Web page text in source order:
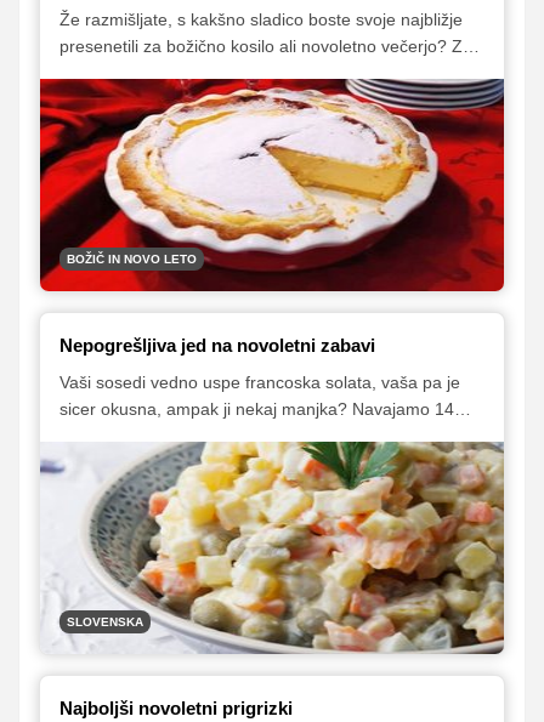
Že razmišljate, s kakšno sladico boste svoje najbližje
presenetili za božično kosilo ali novoletno večerjo? Za
za sočno skutno-vaniljevo krostato. S to svečano
sladico boste zagotovo navdušili vse po vrsti.
BOŽIČ IN NOVO LETO
Nepogrešljiva jed na novoletni zabavi
Vaši sosedi vedno uspe francoska solata, vaša pa je
sicer okusna, ampak ji nekaj manjka? Navajamo 14
popolna in bodo o njej navdušeno govorili vsi gosti.
SLOVENSKA
Najboljši novoletni prigrizki